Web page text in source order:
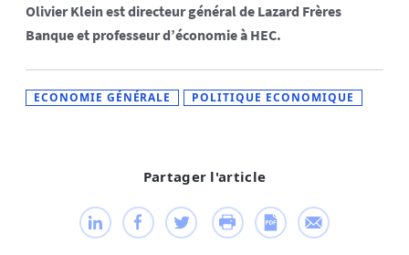
Partager l'article
Olivier Klein est directeur général de Lazard Frères
Banque et professeur d’économie à HEC.
ECONOMIE GÉNÉRALE POLITIQUE ECONOMIQUE